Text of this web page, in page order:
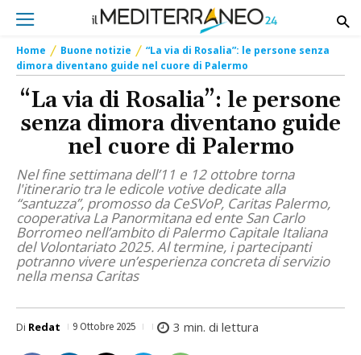
Home Buone notizie
“La via di Rosalia”: le persone senza
dimora diventano guide nel cuore di Palermo
“La via di Rosalia”: le persone
senza dimora diventano guide
nel cuore di Palermo
Nel fine settimana dell’11 e 12 ottobre torna
l'itinerario tra le edicole votive dedicate alla
“santuzza”, promosso da CeSVoP, Caritas Palermo,
cooperativa La Panormitana ed ente San Carlo
Borromeo nell’ambito di Palermo Capitale Italiana
del Volontariato 2025. Al termine, i partecipanti
potranno vivere un’esperienza concreta di servizio
nella mensa Caritas
Di Redat 9 Ottobre 2025 3 min. di lettura